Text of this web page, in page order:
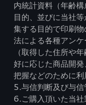
内統計資料（年齢
目的、並びに当社
集する目的で印刷
法による各種アン
（取得した住所や
好に応じた商品開
把握などのために利
5.与信判断及び与信
6.ご購入頂いた当